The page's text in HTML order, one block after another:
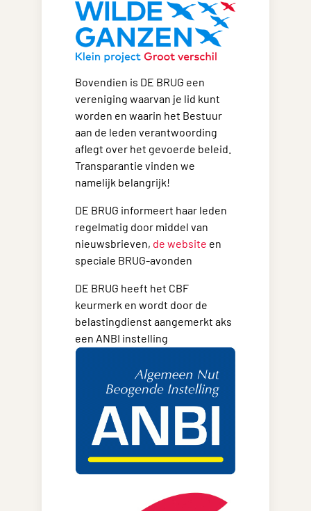
Bovendien is DE BRUG een
vereniging waarvan je lid kunt
worden en waarin het Bestuur
aan de leden verantwoording
aflegt over het gevoerde beleid.
Transparantie vinden we
namelijk belangrijk!
DE BRUG informeert haar leden
regelmatig door middel van
nieuwsbrieven, de website en
speciale BRUG-avonden
DE BRUG heeft het CBF
keurmerk en wordt door de
belastingdienst aangemerkt aks
een ANBI instelling